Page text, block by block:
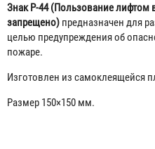
Знак P-44 (Пользование лифтом
запрещено) предназначен для
целью предупреждения об
пожаре.
Изготовлен из самоклеящейся
Размер 150×150 мм.
Знак P-01